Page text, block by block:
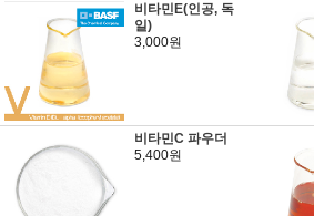
비타민E(인공, 독
일)
3,000원
비타민C 파우더
5,400원